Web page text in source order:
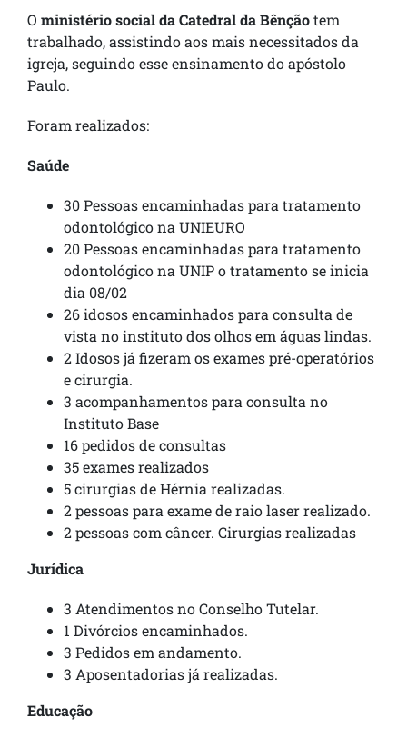
O ministério social da Catedral da Bênçãotem
trabalhado, assistindo aos mais necessitados da
igreja, seguindo esse ensinamento do apóstolo
Paulo.
Foram realizados:
Saúde
30 Pessoas encaminhadas para tratamento
odontológico na UNIEURO
20 Pessoas encaminhadas para tratamento
odontológico na UNIP o tratamento se inicia
dia 08/02
26 idosos encaminhados para consulta de
vista no instituto dos olhos em águas lindas.
2 Idosos já fizeram os exames pré-operatórios
e cirurgia.
3 acompanhamentos para consulta no
Instituto Base
16 pedidos de consultas
35 exames realizados
5 cirurgias de Hérnia realizadas.
2 pessoas para exame de raio laser realizado.
2 pessoas com câncer. Cirurgias realizadas
Jurídica
3 Atendimentos no Conselho Tutelar.
1 Divórcios encaminhados.
3 Pedidos em andamento.
3 Aposentadorias já realizadas.
Educação